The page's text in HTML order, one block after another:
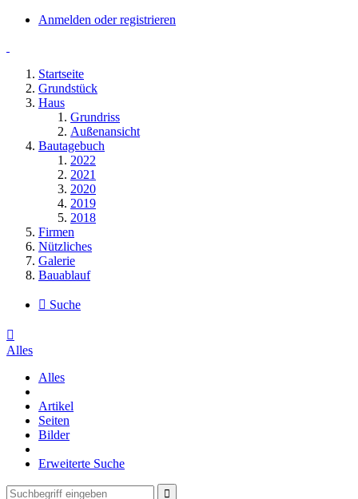
Anmelden oder registrieren
Startseite
Grundstück
Haus
Grundriss
Außenansicht
Bautagebuch
2022
2021
2020
2019
2018
Firmen
Nützliches
Galerie
Bauablauf
Suche
Alles
Alles
Artikel
Seiten
Bilder
Erweiterte Suche